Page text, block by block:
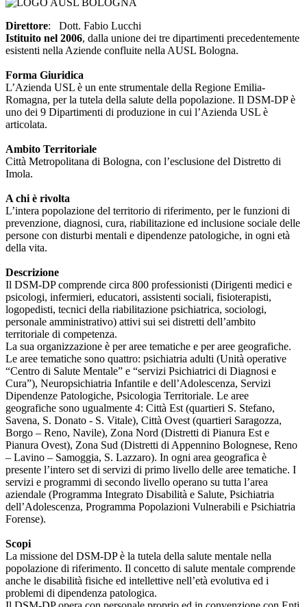
Direttore: Dott. Fabio Lucchi
Istituito nel 2006, dalla unione dei tre dipartimenti precedentemente
esistenti nella Aziende confluite nella AUSL Bologna.
Forma Giuridica
L’Azienda USL è un ente strumentale della Regione Emilia-
Romagna, per la tutela della salute della popolazione. Il DSM-DP è
uno dei 9 Dipartimenti di produzione in cui l’Azienda USL è
articolata.
Ambito Territoriale
Città Metropolitana di Bologna, con l’esclusione del Distretto di
Imola.
A chi è rivolta
L’intera popolazione del territorio di riferimento, per le funzioni di
prevenzione, diagnosi, cura, riabilitazione ed inclusione sociale delle
persone con disturbi mentali e dipendenze patologiche, in ogni età
della vita.
Descrizione
Il DSM-DP comprende circa 800 professionisti (Dirigenti medici e
psicologi, infermieri, educatori, assistenti sociali, fisioterapisti,
logopedisti, tecnici della riabilitazione psichiatrica, sociologi,
personale amministrativo) attivi sui sei distretti dell’ambito
territoriale di competenza.
La sua organizzazione è per aree tematiche e per aree geografiche.
Le aree tematiche sono quattro: psichiatria adulti (Unità operative
“Centro di Salute Mentale” e “servizi Psichiatrici di Diagnosi e
Cura”), Neuropsichiatria Infantile e dell’Adolescenza, Servizi
Dipendenze Patologiche, Psicologia Territoriale. Le aree
geografiche sono ugualmente 4: Città Est (quartieri S. Stefano,
Savena, S. Donato - S. Vitale), Città Ovest (quartieri Saragozza,
Borgo – Reno, Navile), Zona Nord (Distretti di Pianura Est e
Pianura Ovest), Zona Sud (Distretti di Appennino Bolognese, Reno
– Lavino – Samoggia, S. Lazzaro). In ogni area geografica è
presente l’intero set di servizi di primo livello delle aree tematiche. I
servizi e programmi di secondo livello operano su tutta l’area
aziendale (Programma Integrato Disabilità e Salute, Psichiatria
dell’Adolescenza, Programma Popolazioni Vulnerabili e Psichiatria
Forense).
Scopi
La missione del DSM-DP è la tutela della salute mentale nella
popolazione di riferimento. Il concetto di salute mentale comprende
anche le disabilità fisiche ed intellettive nell’età evolutiva ed i
problemi di dipendenza patologica.